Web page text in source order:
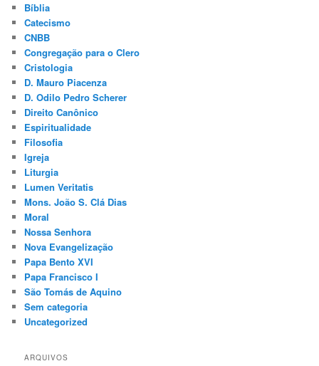
Bíblia
Catecismo
CNBB
Congregação para o Clero
Cristologia
D. Mauro Piacenza
D. Odilo Pedro Scherer
Direito Canônico
Espiritualidade
Filosofia
Igreja
Liturgia
Lumen Veritatis
Mons. João S. Clá Dias
Moral
Nossa Senhora
Nova Evangelização
Papa Bento XVI
Papa Francisco I
São Tomás de Aquino
Sem categoria
Uncategorized
ARQUIVOS